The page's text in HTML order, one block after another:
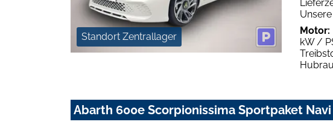
Standort Zentrallager
Motor:
kW /
Abarth 600e Scorpionissima Sportpaket